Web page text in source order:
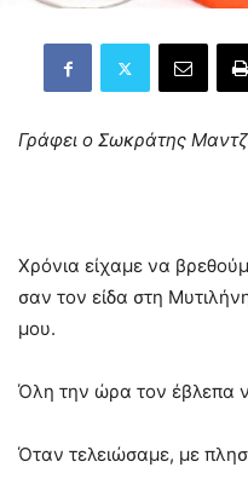
Γράφει ο Σωκράτης
Χρόνια είχαμε να
σαν τον είδα στη
μου.
Όλη την ώρα τον έβλεπα
Όταν τελειώσαμε, με